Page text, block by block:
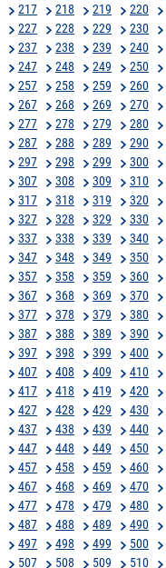
217
218 219 220
227
228 229 230
237
238 239 240
247
248 249 250
257
258 259 260
267
268 269 270
277
278 279 280
287
288 289 290
297
298 299 300
307
308 309 310
317
318 319 320
327
328 329 330
337
338 339 340
347
348 349 350
357
358 359 360
367
368 369 370
377
378 379 380
387
388 389 390
397
398 399 400
407
408 409 410
417
418 419 420
427
428 429 430
437
438 439 440
447
448 449 450
457
458 459 460
467
468 469 470
477
478 479 480
487
488 489 490
497
498 499 500
507
508 509 510